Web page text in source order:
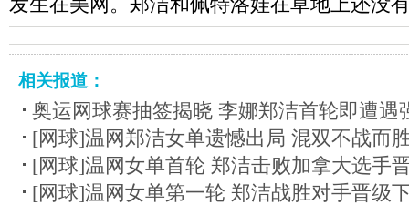
相关报道：
奥运网球赛抽签揭晓 李娜郑洁首轮即遭遇
[网球]温网郑洁女单遗憾出局 混双不战而
[网球]温网女单首轮 郑洁击败加拿大选手
[网球]温网女单第一轮 郑洁战胜对手晋级